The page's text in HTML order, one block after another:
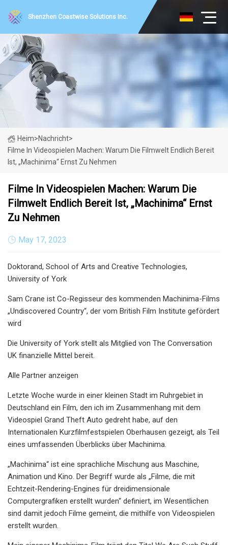
Shenzhen Coastwise Solutions Inc.
Heim>Nachricht>
Filme In Videospielen Machen: Warum Die Filmwelt Endlich Bereit
Ist, „Machinima“ Ernst Zu Nehmen
Filme In Videospielen Machen: Warum Die
Filmwelt Endlich Bereit Ist, „Machinima“ Ernst
Zu Nehmen
May 17, 2023
Doktorand, School of Arts and Creative Technologies,
University of York
Sam Crane ist Co-Regisseur des kommenden Machinima-Films
„Undiscovered Country“, der vom British Film Institute gefördert
wird
Die University of York stellt als Mitglied von The Conversation
UK finanzielle Mittel bereit.
Alle Partner anzeigen
Letzte Woche wurde in einer kleinen Stadt im Ruhrgebiet in
Deutschland ein Film, den ich im Zusammenhang mit dem
Videospiel Grand Theft Auto gedreht habe, auf den
Internationalen Kurzfilmfestspielen Oberhausen gezeigt, als Teil
eines umfassenden Überblicks über Machinima.
„Machinima“ ist eine sprachliche Mischung aus Maschine,
Animation und Kino. Der Begriff wurde als „Filme, die mit
Echtzeit-Rendering-Engines für dreidimensionale
Computergrafiken erstellt wurden“ definiert, im Wesentlichen
sind damit jedoch Filme gemeint, die mithilfe von Videospielen
erstellt wurden.